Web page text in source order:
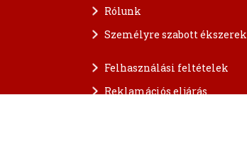
Rólunk
Személyre szabott ékszerek
Felhasználási feltételek
Reklamációs eljárás